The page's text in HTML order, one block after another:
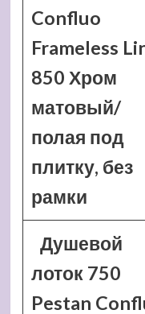
Confluo
Frameless
850 Хром
матовый/
полая под
плитку, без
рамки
Душевой
лоток 750
Pestan